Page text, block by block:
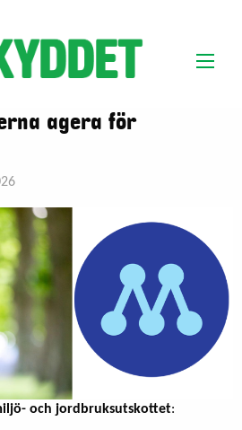
agera för
och jordbruksutskottet: